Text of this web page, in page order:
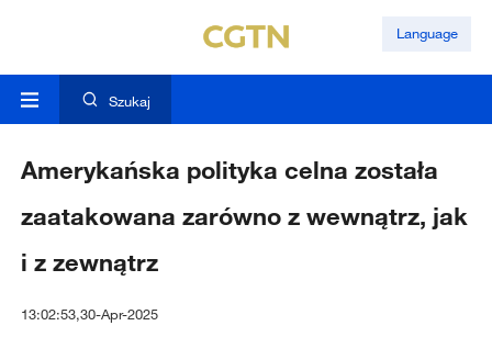
Language
Szukaj
Amerykańska polityka celna została
zaatakowana zarówno z wewnątrz, jak
i z zewnątrz
13:02:53,30-Apr-2025